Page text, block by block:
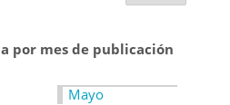
por mes de publicación
Mayo